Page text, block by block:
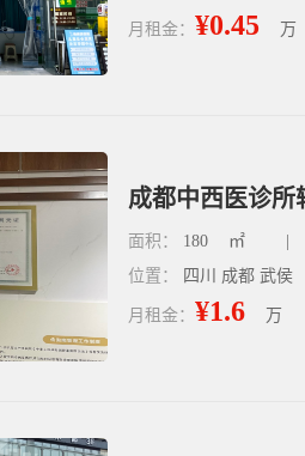
月租金： ¥0.45 万
成都中西医诊所
面积： 180 ㎡
位置：
四川 成都 武侯
月租金： ¥1.6 万